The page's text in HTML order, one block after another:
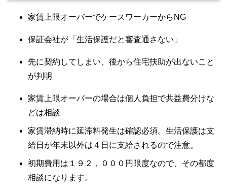
家賃上限オーバーでケースワーカーからNG
保証会社が「生活保護だと審査通さない」
先に契約してしまい、後から住宅扶助が出ないこと
が判明
家賃上限オーバーの場合は個人負担で共益費分けな
どは相談
家賃滞納時に延滞料発生は確認必須。生活保護は支
給日が年末以外は４日に支給されるので注意。
初期費用は１９２，０００円限度なので、その都度
相談になります。